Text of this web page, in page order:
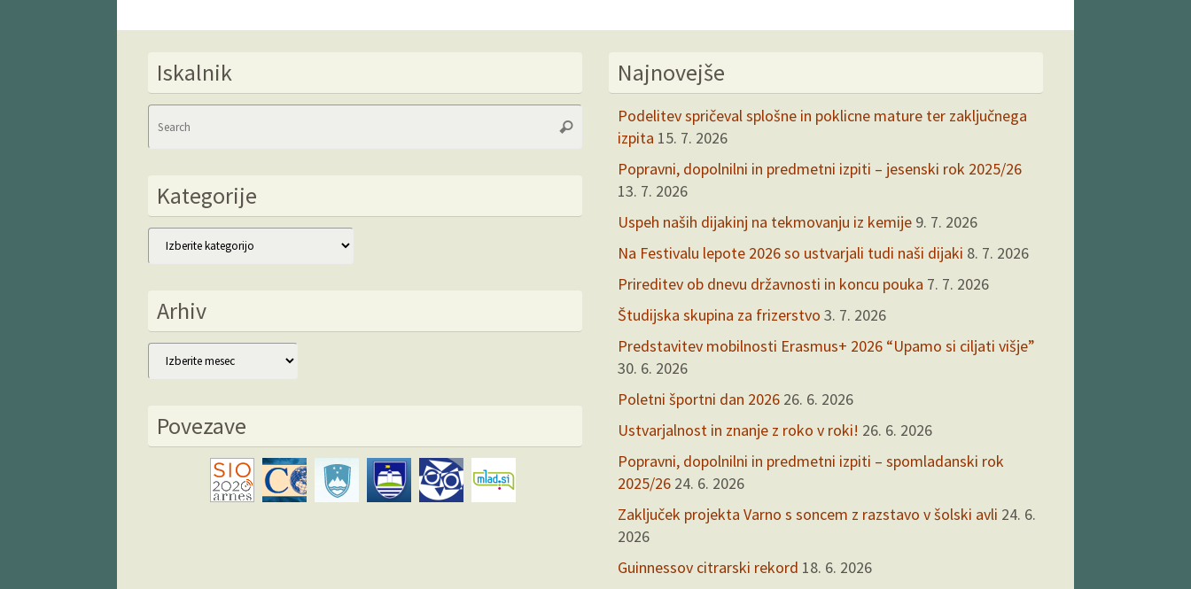
Iskalnik
Search
Search
Kategorije
Kategorije
Arhiv
Arhiv
Povezave
Najnovejše
Podelitev spričeval splošne in poklicne mature ter zaključnega
izpita 15. 7. 2026
Popravni, dopolnilni in predmetni izpiti – jesenski rok 2025/26
13. 7. 2026
Uspeh naših dijakinj na tekmovanju iz kemije 9. 7. 2026
Na Festivalu lepote 2026 so ustvarjali tudi naši dijaki 8. 7. 2026
Prireditev ob dnevu državnosti in koncu pouka 7. 7. 2026
Študijska skupina za frizerstvo 3. 7. 2026
Predstavitev mobilnosti Erasmus+ 2026 “Upamo si ciljati višje”
30. 6. 2026
Poletni športni dan 2026 26. 6. 2026
Ustvarjalnost in znanje z roko v roki! 26. 6. 2026
Popravni, dopolnilni in predmetni izpiti – spomladanski rok
2025/26 24. 6. 2026
Zaključek projekta Varno s soncem z razstavo v šolski avli 24. 6.
2026
Guinnessov citrarski rekord 18. 6. 2026